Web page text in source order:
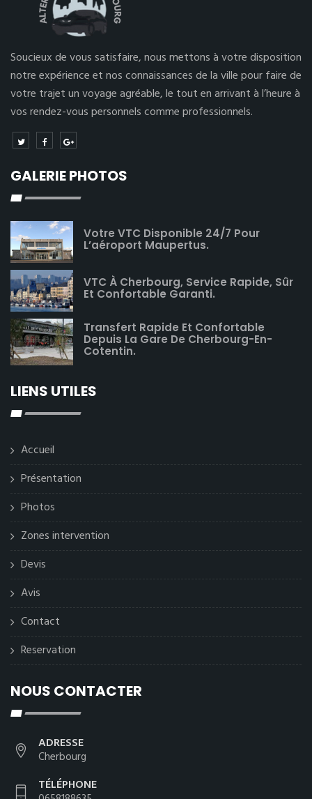
Soucieux de vous satisfaire, nous mettons à votre disposition
notre expérience et nos connaissances de la ville pour faire de
votre trajet un voyage agréable, le tout en arrivant à l’heure à
vos rendez-vous personnels comme professionnels.
GALERIE PHOTOS
Votre VTC Disponible 24/7 Pour
L’aéroport Maupertus.
VTC À Cherbourg, Service Rapide, Sûr
Et Confortable Garanti.
Transfert Rapide Et Confortable
Depuis La Gare De Cherbourg-En-
Cotentin.
LIENS UTILES
Accueil
Présentation
Photos
Zones intervention
Devis
Avis
Contact
Reservation
NOUS CONTACTER
ADRESSE
Cherbourg
TÉLÉPHONE